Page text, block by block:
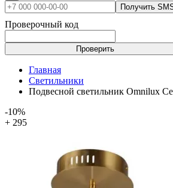
Получить
Проверочный код
Проверить
Главная
Светильники
Подвесной светильник Omnilux
-10%
+ 295